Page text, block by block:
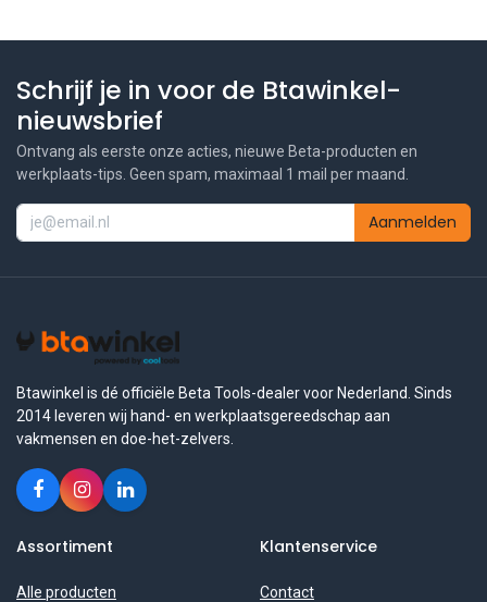
Schrijf je in voor de Btawinkel-
nieuwsbrief
Ontvang als eerste onze acties, nieuwe Beta-producten en
werkplaats-tips. Geen spam, maximaal 1 mail per maand.
Aanmelden
Btawinkel is dé officiële Beta Tools-dealer voor Nederland. Sinds
2014 leveren wij hand- en werkplaatsgereedschap aan
vakmensen en doe-het-zelvers.
Assortiment
Alle producten
Klantenservice
Contact